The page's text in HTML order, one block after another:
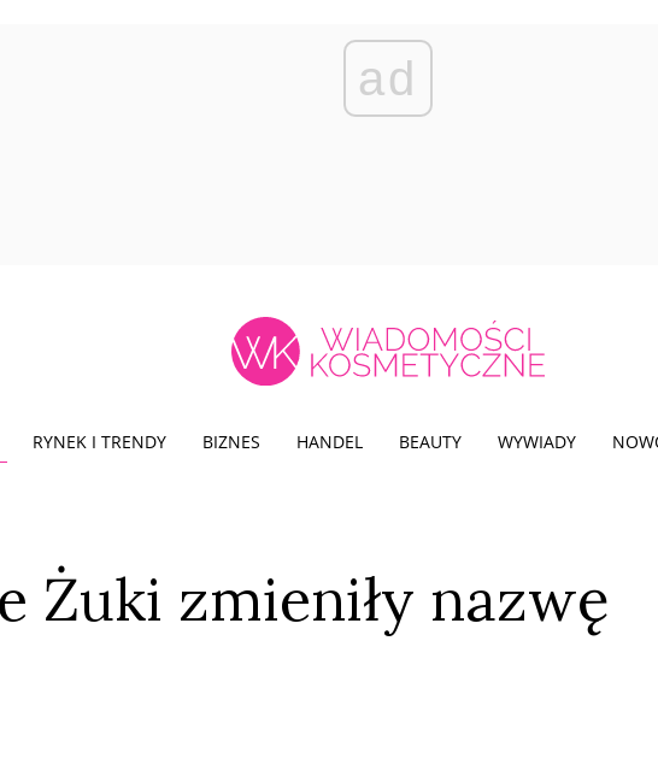
ad
RYNEK I TRENDY BIZNES HANDEL BEAUTY WYWIADY
Żuki zmieniły nazwę